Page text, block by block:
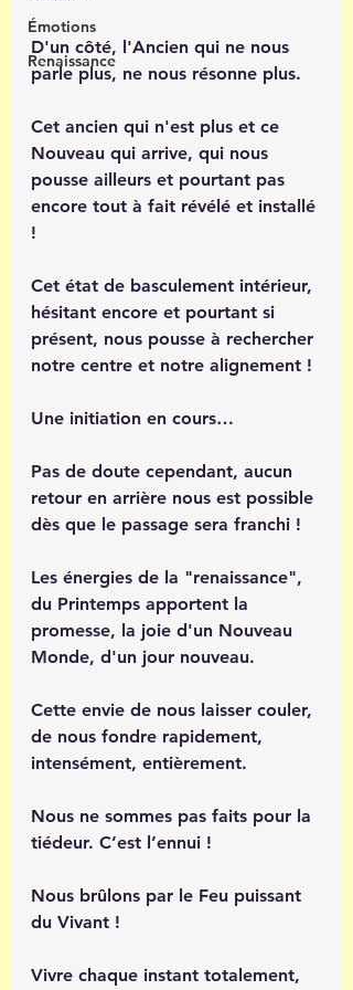
Émotions
Renaissance
D'un côté, l'Ancien qui ne nous
parle plus, ne nous résonne plus.
Cet ancien qui n'est plus et ce
Nouveau qui arrive, qui nous
pousse ailleurs et pourtant pas
encore tout à fait révélé et installé
!
Cet état de basculement intérieur,
hésitant encore et pourtant si
présent, nous pousse à rechercher
notre centre et notre alignement !
Une initiation en cours…
Pas de doute cependant, aucun
retour en arrière nous est possible
dès que le passage sera franchi !
Les énergies de la "renaissance",
du Printemps apportent la
promesse, la joie d'un Nouveau
Monde, d'un jour nouveau.
Cette envie de nous laisser couler,
de nous fondre rapidement,
intensément, entièrement.
Nous ne sommes pas faits pour la
tiédeur. C’est l’ennui !
Nous brûlons par le Feu puissant
du Vivant !
Vivre chaque instant totalement,